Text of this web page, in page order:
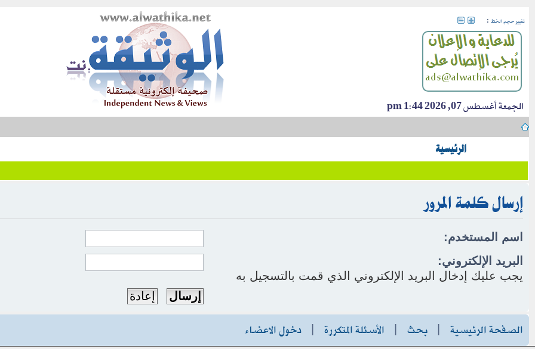
تغيير حجم الخط :
الجمعة أغسطس 07, 2026 1:44 pm
الرئيسية
إرسال كلمة المرور
اسم المستخدم:
البريد الإلكتروني:
يجب عليك إدخال البريد الإلكتروني الذي قمت بالتسجيل به
الصفحة الرئيسية | بحث | الأسئلة المتكررة | دخول الاعضاء